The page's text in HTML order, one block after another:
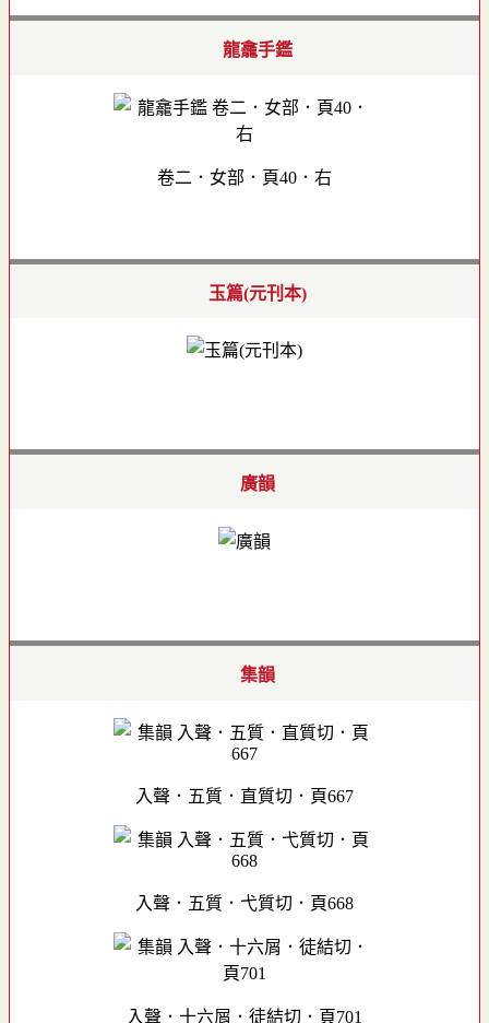
龍龕手鑑
卷二．女部．頁40．右
玉篇(元刊本)
廣韻
集韻
入聲．五質．直質切．頁667
入聲．五質．弋質切．頁668
入聲．十六屑．徒結切．頁701